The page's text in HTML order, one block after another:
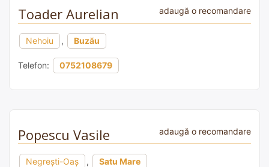
Toader Aurelian adaugă o recomandare
Nehoiu , Buzău
Telefon: 0752108679
Popescu Vasile adaugă o recomandare
Negrești-Oaș , Satu Mare